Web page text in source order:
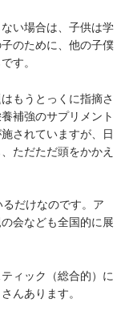
い場合は、子供は学
のために、他の子僕
す。
もうとっくに指摘さ
補強のサプリメント
されていますが、日
ただただ頭をかかえ
だけなのです。ア
会なども全国的に展
ィック（総合的）に
んあります。